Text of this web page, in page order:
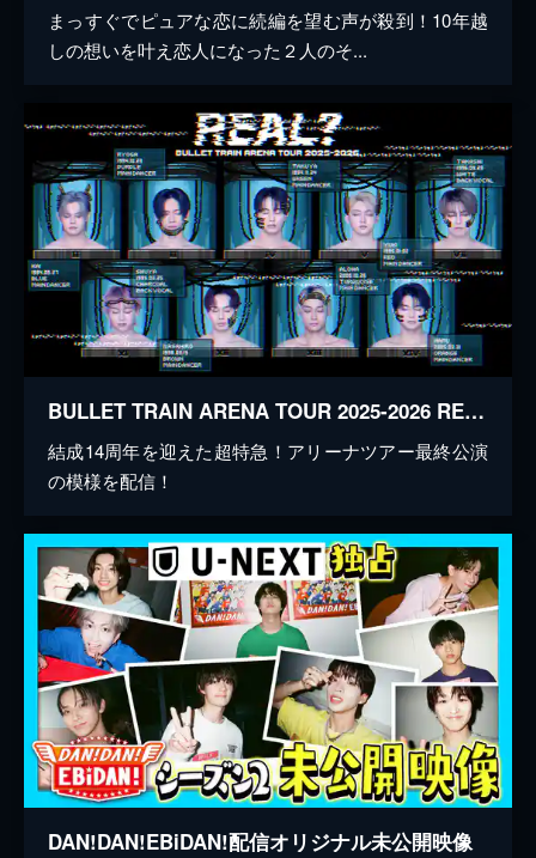
まっすぐでピュアな恋に続編を望む声が殺到！10年越
しの想いを叶え恋人になった２人のそ...
BULLET TRAIN ARENA TOUR 2025-2026 REAL？
結成14周年を迎えた超特急！アリーナツアー最終公演
の模様を配信！
DAN!DAN!EBiDAN!配信オリジナル未公開映像